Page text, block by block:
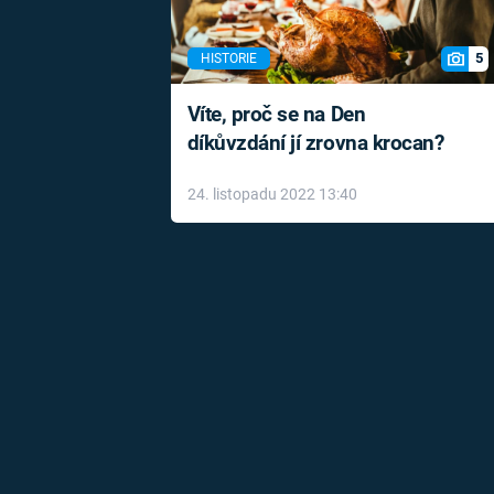
HISTORIE 5
Víte, proč se na Den
díkůvzdání jí zrovna krocan?
24. listopadu 2022 13:40